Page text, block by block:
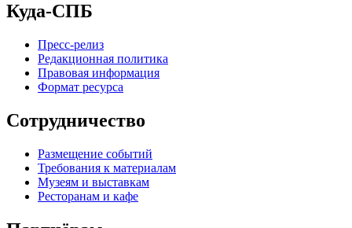
Куда-СПБ
Пресс-релиз
Редакционная политика
Правовая информация
Формат ресурса
Сотрудничество
Размещение событий
Требования к материалам
Музеям и выставкам
Ресторанам и кафе